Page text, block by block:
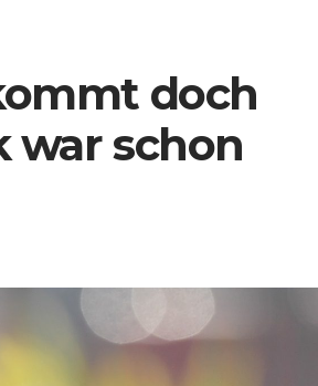
doch
war schon